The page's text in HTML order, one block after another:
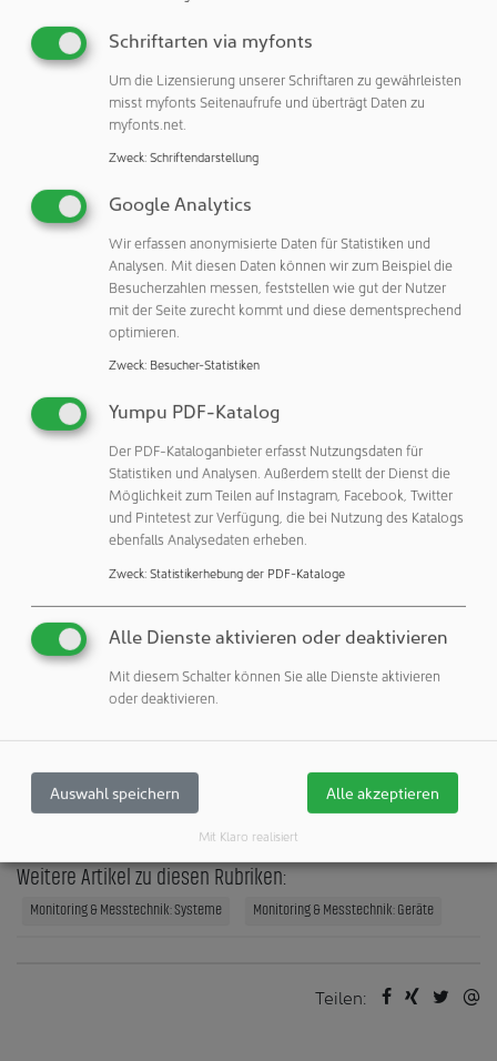
Bereich Nachhaltigkeit. Geringer Stromverbrauch und
Kompatibilität mit bestehenden Lecksuchsystemen
unterstreichen das Bestreben des Unternehmens,
umweltfreundliche Lösungen ohne Leistungseinbußen
anzubieten. Die finanziellen Vorteile sind gleichermaßen
überzeugend, da das Dry Chiller Module kürzere
Anlagen ermöglicht und so zu geringeren
Investitionskosten und einer schnelleren Amortisierung
Mit der zunehmenden Anwendung hochwertiger
Biologika haben sich die Anforderungen an zuverlässige
Verschlusssysteme noch einmal verschärft. So werden
Produkte mit aktiven Zellen entwickelt und auf den Markt
gebracht. Die meisten davon müssen kühl gelagert
werden, damit sie stabil und aktiv bleiben. Daher muss der
Hersteller den Nachweis erbringen, dass das
Behälterverschlusssystem auch unter den Bedingungen
der Tiefkühllagerung bei -80 °C oder weniger seine
Integrität bewahrt. Genau dafür wurde das Dry Chiller
Pfeiffer Vacuum+Fab Solutions
35614 Asslar
Deutschland
Veröffentlichungen:
Weitere Veröffentlichungen dieses Unternehmens / Autors
Weitere Artikel zu diesen Rubriken:
Monitoring & Messtechnik: Systeme Monitoring & Messtechnik: Geräte
Teilen:
Schriftarten via myfonts
Um die Lizensierung unserer Schriftaren zu gewährleisten
misst myfonts Seitenaufrufe und überträgt Daten zu
myfonts.net.
Zweck: Schriftendarstellung
Google Analytics
Wir erfassen anonymisierte Daten für Statistiken und
Analysen. Mit diesen Daten können wir zum Beispiel die
Besucherzahlen messen, feststellen wie gut der Nutzer
mit der Seite zurecht kommt und diese dementsprechend
optimieren.
Zweck: Besucher-Statistiken
Yumpu PDF-Katalog
Der PDF-Kataloganbieter erfasst Nutzungsdaten für
Statistiken und Analysen. Außerdem stellt der Dienst die
Möglichkeit zum Teilen auf Instagram, Facebook, Twitter
und Pintetest zur Verfügung, die bei Nutzung des Katalogs
ebenfalls Analysedaten erheben.
Zweck: Statistikerhebung der PDF-Kataloge
Alle Dienste aktivieren oder deaktivieren
Mit diesem Schalter können Sie alle Dienste aktivieren
oder deaktivieren.
Auswahl speichern Alle akzeptieren
Mit Klaro realisiert